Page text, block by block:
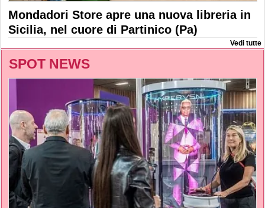
Mondadori Store apre una nuova libreria in
Sicilia, nel cuore di Partinico (Pa)
Vedi tutte
SPOT NEWS